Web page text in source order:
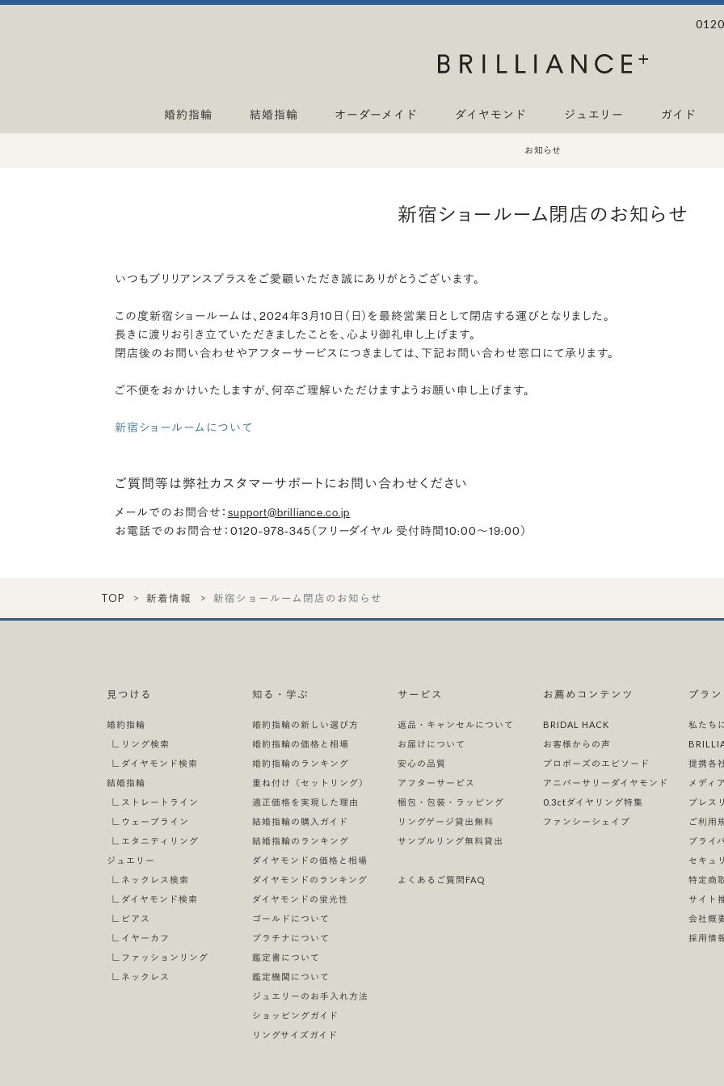
婚約指輪 結婚指輪 オーダーメイド ダイヤモンド ジュエリー ガイド
お知らせ
新宿ショールーム閉店のお知らせ
いつもブリリアンスプラスをご愛顧いただき誠にありがとうございます。
この度新宿ショールームは、2024年3月10日（日）を最終営業日として閉店する運びとなりました。
長きに渡りお引き立ていただきましたことを、心より御礼申し上げます。
閉店後のお問い合わせやアフターサービスにつきましては、下記お問い合わせ窓口にて承ります。
ご不便をおかけいたしますが、何卒ご理解いただけますようお願い申し上げます。
新宿ショールームについて
ご質問等は弊社カスタマーサポートにお問い合わせください
メールでのお問合せ ： support@brilliance.co.jp
お電話でのお問合せ ：0120-978-345（フリーダイヤル 受付時間10:00～19:00）
TOP 新着情報 新宿ショールーム閉店のお知らせ
見つける
婚約指輪
∟ リング検索
∟ ダイヤモンド検索
結婚指輪
∟ ストレートライン
∟ ウェーブライン
∟ エタニティリング
ジュエリー
∟ ネックレス検索
∟ ダイヤモンド検索
∟ ピアス
∟ イヤーカフ
∟ ファッションリング
∟ ネックレス
知る・学ぶ
婚約指輪の新しい選び方
婚約指輪の価格と相場
婚約指輪のランキング
重ね付け（セットリング）
適正価格を実現した理由
結婚指輪の購入ガイド
結婚指輪のランキング
ダイヤモンドの価格と相場
ダイヤモンドのランキング
ダイヤモンドの蛍光性
ゴールドについて
プラチナについて
鑑定書について
鑑定機関について
ジュエリーのお手入れ方法
ショッピングガイド
リングサイズガイド
サービス
返品・キャンセルについて
お届けについて
安心の品質
アフターサービス
梱包・包装・ラッピング
リングゲージ貸出無料
サンプルリング無料貸出
よくあるご質問FAQ
お薦めコンテンツ
BRIDAL HACK
お客様からの声
プロポーズのエピソード
アニバーサリーダイヤモンド
0.3ctダイヤリング特集
ファンシーシェイプ
ブラン
私たち
提携各
メディ
プレス
ご利用
プライ
セキュ
特定商
サイト
会社概
採用情